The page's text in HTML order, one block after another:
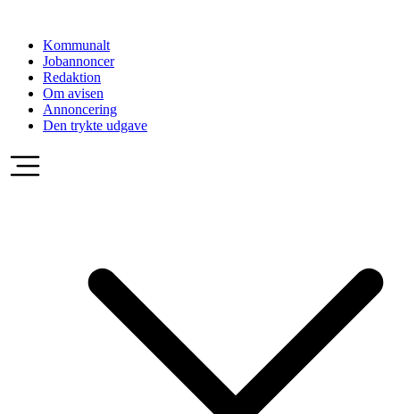
indholdKommunalt
Jobannoncer
Redaktion
Om avisen
Annoncering
Den trykte udgave